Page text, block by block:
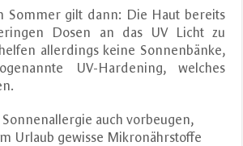
Sommer gilt dann: Die Haut bereits
Dosen an das UV Licht zu
allerdings keine Sonnenbänke,
UV-Hardening, welches
auch vorbeugen,
Urlaub gewisse Mikronährstoffe